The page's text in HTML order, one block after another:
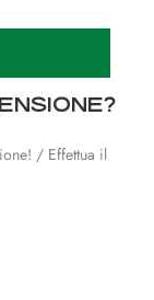
/ Effettua il